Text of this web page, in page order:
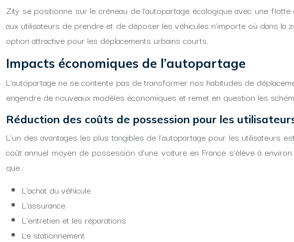
Zity se positionne sur le créneau de l’autopartage écologique avec une
aux utilisateurs de prendre et de déposer les véhicules n’importe où dans la
option attractive pour les déplacements urbains courts.
Impacts économiques de l’autopartage
L’autopartage ne se contente pas de transformer nos habitudes de
engendre de nouveaux modèles économiques et remet en question les
Réduction des coûts de possession pour les
L’un des avantages les plus tangibles de l’autopartage pour les utilisateurs
coût annuel moyen de possession d’une voiture en France s’élève à
que :
L’achat du véhicule
L’assurance
L’entretien et les réparations
Le stationnement